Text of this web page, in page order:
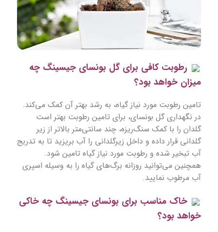
رطوبت کافی برای گل بونسای جیسینگ چه
میزان خواهد بود؟
تامین رطوبت مورد نیاز گیاه، به رشد بهتر آن کمک می‌کند.
در نگهداری گل بونسای، برای تامین رطوبت بهتر است
گلدان را با کمک سنگ‌ریزه، چند سانتی‌متر بالاتر از زیر
گلدانی قرار داده و داخل زیرگلدانی را آب بریزید تا به تدریج
آب تبخیر شده و رطوبت مورد نیاز گیاه تامین شود.
همچنین می‌توانید روزانه برگ‌های گیاه را به وسیله اسپری
آب مرطوب نمایید.
خاک مناسب برای بونسای جیسینگ چه خاکی
خواهد بود؟